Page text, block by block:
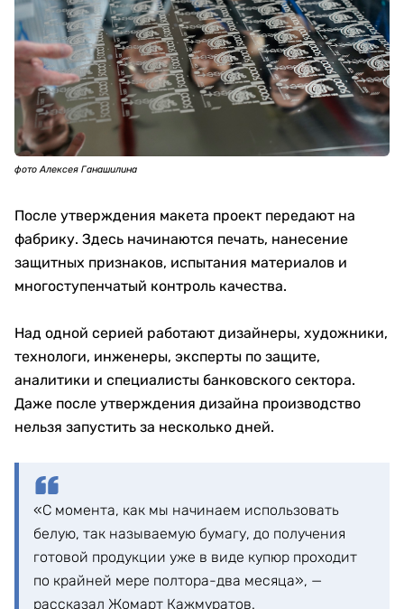
фото Алексея Ганашилина
После утверждения макета проект передают на
фабрику. Здесь начинаются печать, нанесение
защитных признаков, испытания материалов и
многоступенчатый контроль качества.
Над одной серией работают дизайнеры, художники,
технологи, инженеры, эксперты по защите,
аналитики и специалисты банковского сектора.
Даже после утверждения дизайна производство
нельзя запустить за несколько дней.
«С момента, как мы начинаем использовать
белую, так называемую бумагу, до получения
готовой продукции уже в виде купюр проходит
по крайней мере полтора-два месяца», —
рассказал Жомарт Кажмуратов.